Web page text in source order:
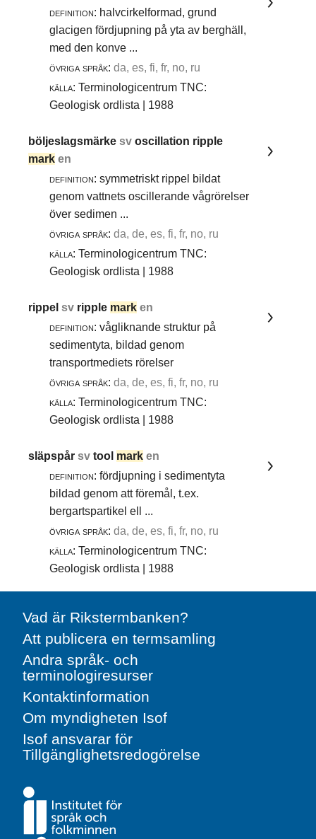
definition: halvcirkelformad, grund
glacigen fördjupning på yta av berghäll,
med den konve ...
övriga språk: da, es, fi, fr, no, ru
källa: Terminologicentrum TNC:
Geologisk ordlista | 1988
böljeslagsmärkesvoscillation ripple
mark en
definition: symmetriskt rippel bildat
genom vattnets oscillerande vågrörelser
över sedimen ...
övriga språk: da, de, es, fi, fr, no, ru
källa: Terminologicentrum TNC:
Geologisk ordlista | 1988
rippelsv ripple mark en
definition: vågliknande struktur på
sedimentyta, bildad genom
transportmediets rörelser
övriga språk: da, de, es, fi, fr, no, ru
källa: Terminologicentrum TNC:
Geologisk ordlista | 1988
släpspårsvtool mark en
definition: fördjupning i sedimentyta
bildad genom att föremål, t.ex.
bergartspartikel ell ...
övriga språk: da, de, es, fi, fr, no, ru
källa: Terminologicentrum TNC:
Geologisk ordlista | 1988
Vad är Rikstermbanken?
Att publicera en termsamling
Andra språk- och
terminologiresurser
Kontaktinformation
Om myndigheten Isof
Isof ansvarar för
Tillgänglighetsredogörelse